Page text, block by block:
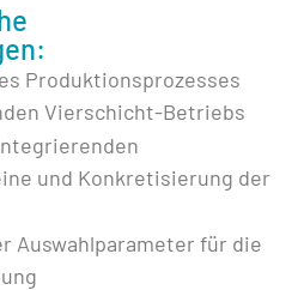
Produktionsprozesses
Vierschicht-Betriebs
und Konkretisierung der
Auswahlparameter für die